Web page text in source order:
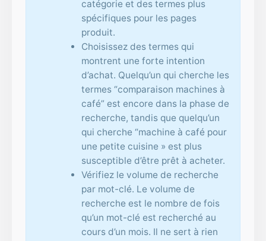
catégorie et des termes plus
spécifiques pour les pages
produit.
Choisissez des termes qui
montrent une forte intention
d’achat. Quelqu’un qui cherche les
termes “comparaison machines à
café” est encore dans la phase de
recherche, tandis que quelqu’un
qui cherche “machine à café pour
une petite cuisine » est plus
susceptible d’être prêt à acheter.
Vérifiez le volume de recherche
par mot-clé. Le volume de
recherche est le nombre de fois
qu’un mot-clé est recherché au
cours d’un mois. Il ne sert à rien